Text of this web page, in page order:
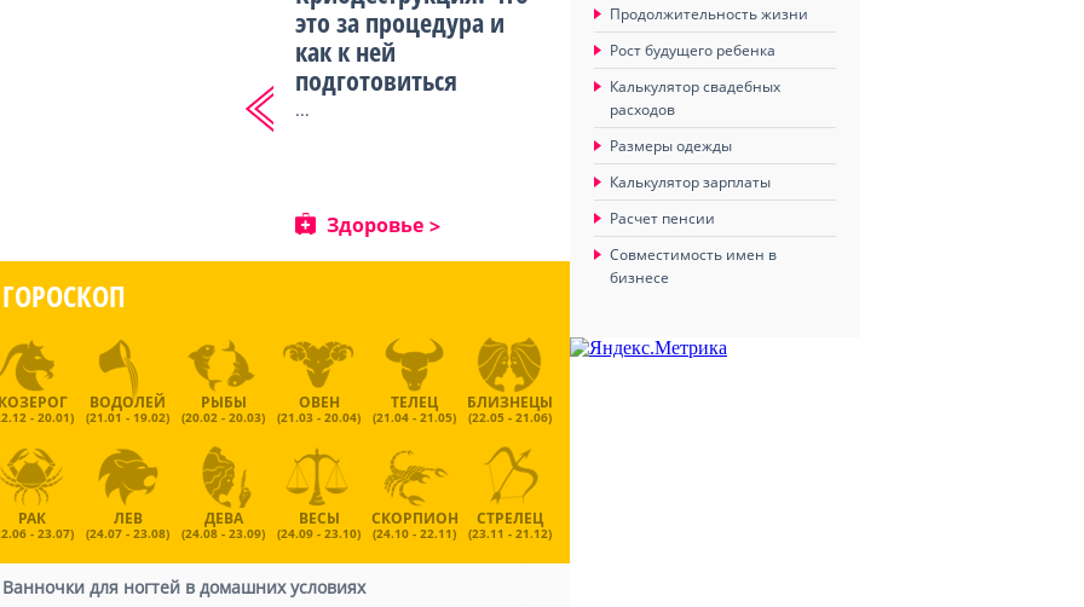
это за процедура и
как к ней
подготовиться
...
Здоровье
ГОРОСКОП
- 20.01)
ВОДОЛЕЙ
(21.01 - 19.02)
РЫБЫ
(20.02 - 20.03)
ОВЕН
(21.03 - 20.04)
ТЕЛЕЦ
(21.04 - 21.05)
БЛИЗНЕЦЫ
(22.05 - 21.06)
РАК
- 23.07)
ЛЕВ
(24.07 - 23.08)
ДЕВА
(24.08 - 23.09)
ВЕСЫ
(24.09 - 23.10)
СКОРПИОН
(24.10 - 22.11)
СТРЕЛЕЦ
(23.11 - 21.12)
Ванночки для ногтей в домашних условиях
Продолжительность жизни
Рост будущего ребенка
Калькулятор свадебных
расходов
Размеры одежды
Калькулятор зарплаты
Расчет пенсии
Совместимость имен в
бизнесе